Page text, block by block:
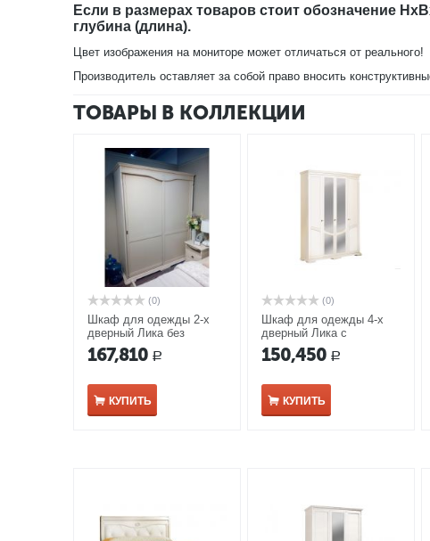
Если в размерах товаров стоит обозначение
глубина (длина).
Цвет изображения на мониторе может отличаться от реального!
Производитель оставляет за собой право вносить
ТОВАРЫ В КОЛЛЕКЦИИ
(0)
Шкаф для одежды 2-х
дверный Лика без
зеркала ММ-137-01/02РБ
белая эмаль
167,810 Р
КУПИТЬ
(0)
Шкаф для одежды 4-х
дверный Лика с
зеркалом ММ-137-01/04
белая эмаль
150,450 Р
КУПИТЬ